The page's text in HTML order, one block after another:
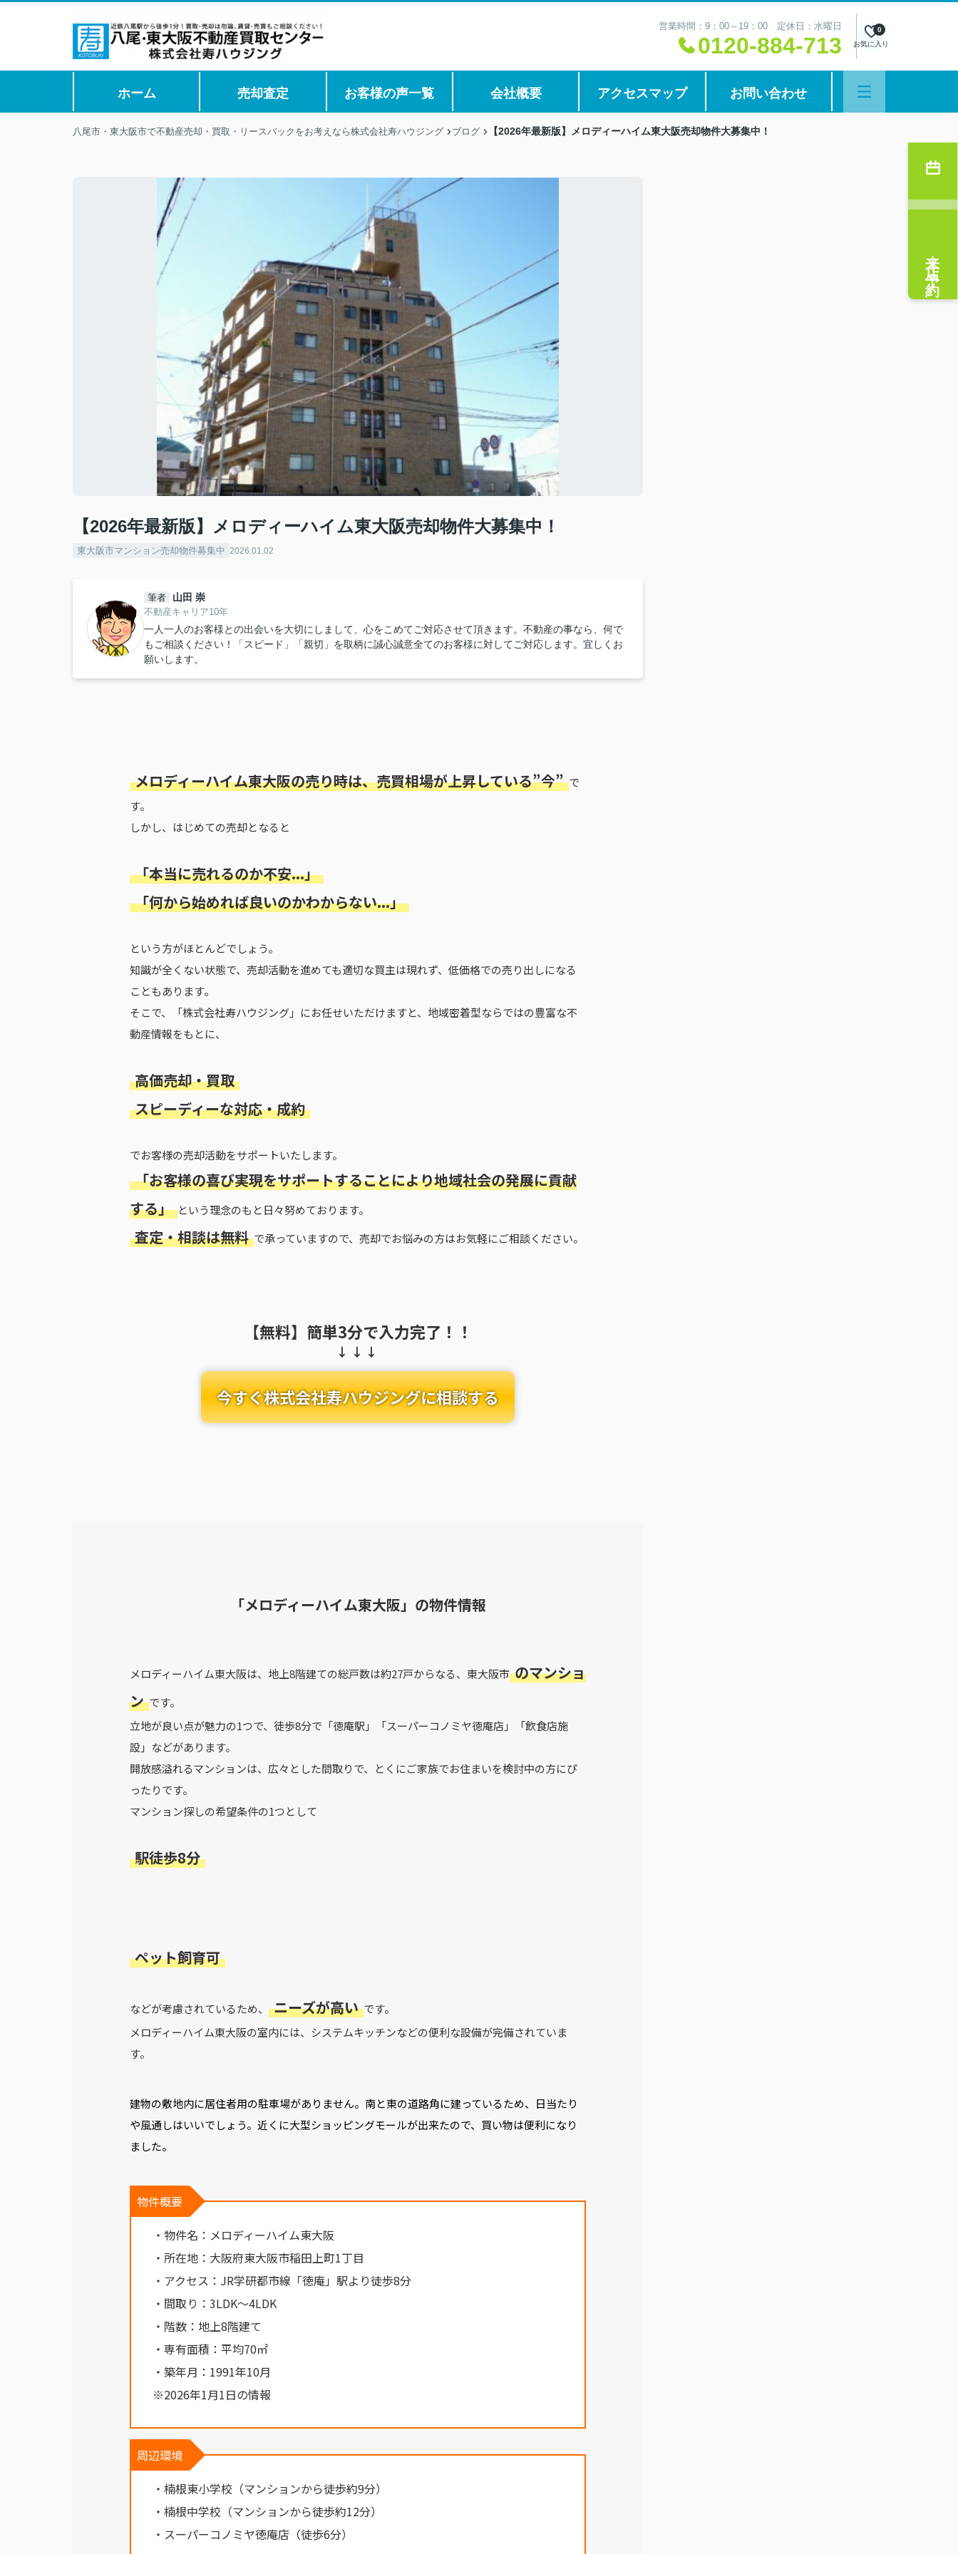
営業時間：9：00～19：00 定休日：水曜日
0120-884-713 お気に入り
0
ホーム 売却査定 お客様の声一覧 会社概要 アクセスマップ お問い合わせ
八尾市・東大阪市で不動産売却・買取・リースバックをお考えなら株式会社寿ハウジング ブログ 【2026年最新版】メロディーハイム東大阪売却物件大募集中！
【2026年最新版】メロディーハイム東大阪売却物件大募集中！
東大阪市マンション売却物件募集中 2026.01.02
筆者 山田 崇
不動産キャリア10年
一人一人のお客様との出会いを大切にしまして、心をこめてご対応させて頂きます。不動産の事なら、何で
もご相談ください！「スピード」「親切」を取柄に誠心誠意全てのお客様に対してご対応します。宜しくお
願いします。
メロディーハイム東大阪の売り時は、売買相場が上昇している”今” で
す。
しかし、はじめての売却となると
「本当に売れるのか不安...」
「何から始めれば良いのかわからない...」
という方がほとんどでしょう。
知識が全くない状態で、売却活動を進めても適切な買主は現れず、低価格での売り出しになる
こともあります。
そこで、「株式会社寿ハウジング」にお任せいただけますと、地域密着型ならではの豊富な不
動産情報をもとに、
高価売却・買取
スピーディーな対応・成約
でお客様の売却活動をサポートいたします。
「お客様の喜び実現をサポートすることにより地域社会の発展に貢献
する」 という理念のもと日々努めております。
査定・相談は無料 で承っていますので、売却でお悩みの方はお気軽にご相談ください。
【無料】簡単3分で入力完了！！
今すぐ株式会社寿ハウジングに相談する
「メロディーハイム東大阪」 の物件情報
メロディーハイム東大阪は、地上8階建ての総戸数は約27戸からなる、東大阪市 のマンショ
ン です。
立地が良い点が魅力の1つで、徒歩8分で「徳庵駅」「スーパーコノミヤ徳庵店」「飲食店施
設」などがあります。
開放感溢れるマンションは、広々とした間取りで、とくにご家族でお住まいを検討中の方にぴ
ったりです。
マンション探しの希望条件の1つとして
駅徒歩8分
ペット飼育可
などが考慮されているため、 ニーズが高い です。
メロディーハイム東大阪の室内には、システムキッチンなどの便利な設備が完備されていま
す。
建物の敷地内に居住者用の駐車場がありません。南と東の道路角に建っているため、日当たり
や風通しはいいでしょう。近くに大型ショッピングモールが出来たので、買い物は便利になり
ました。
物件概要
・物件名：メロディーハイム東大阪
・所在地：大阪府東大阪市稲田上町1丁目
・アクセス：JR学研都市線「徳庵」駅より徒歩8分
・間取り：3LDK～4LDK
・階数：地上8階建て
・専有面積：平均70㎡
・築年月：1991年10月
※2026年1月1日の情報
周辺環境
・楠根東小学校（マンションから徒歩約9分）
・楠根中学校（マンションから徒歩約12分）
・スーパーコノミヤ徳庵店（徒歩6分）
来店予約